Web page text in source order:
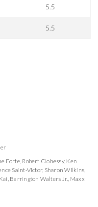
5.5
5.5
Forte, Robert Clohessy, Ken
Saint-Victor, Sharon Wilkins,
, Barrington Walters Jr., Maxx